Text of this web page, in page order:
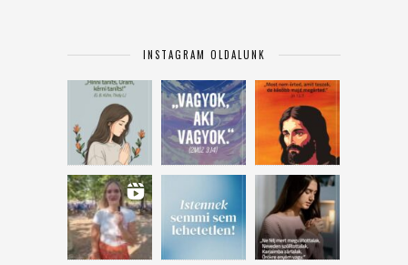
INSTAGRAM OLDALUNK